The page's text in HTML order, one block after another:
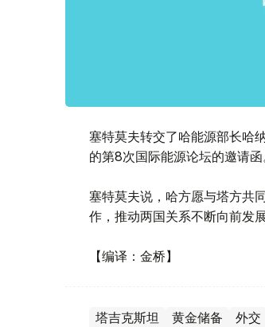
塞特莫夫转交了哈能源部长哈
的第8次国际能源论坛的邀请函
塞特莫夫说，哈方愿与塔方共
作，推动两国关系不断向前发展
【编译：金桥】
塔吉克斯坦 黄金储备 外交